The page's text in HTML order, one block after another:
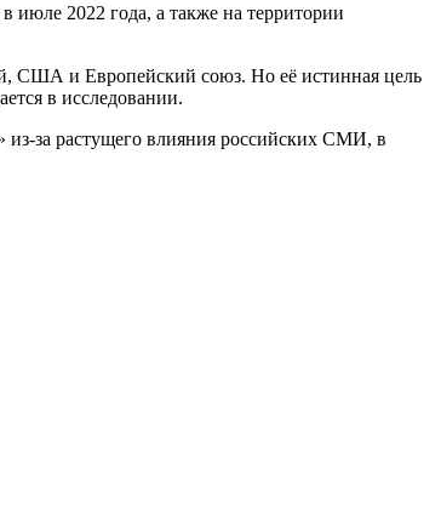
июле 2022 года, а также на территории
США и Европейский союз. Но её истинная цель
в исследовании.
из-за растущего влияния российских СМИ, в